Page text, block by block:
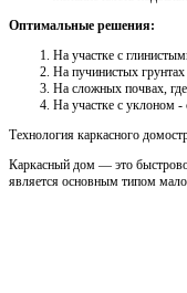
Оптимальные решения:
На участке с
На пучинистых
На сложных почвах,
На участке с уклоном -
Технология каркасного
Каркасный дом — это
является основным типом